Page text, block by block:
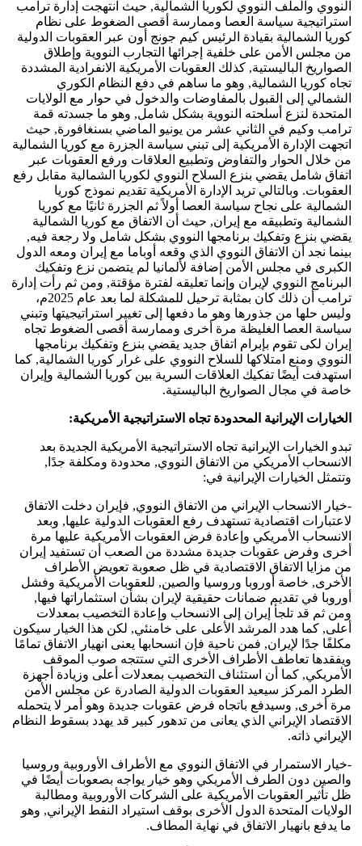
النووي والملف النووي لكوريا الشمالية, حيث انتهجت إدارة ترامب
استراتيجية سياسة العصا وممارسة أقصى الضغوط على نظام
كوريا الشمالية بقيادة الرئيس كيم جونج أون عبر العقوبات الدولية
من مجلس الأمن على خلفية إجرائها التجارب النووية وإطلاق
الصواريخ الباليستية, كذلك العقوبات الأمريكية الانفرادية المشددة
تجاه كوريا الشمالية, وهو ما ساهم في دفع النظام الكوري
الشمالي إلى القبول بالمفاوضات والدخول في حوار مع الولايات
المتحدة لنزع أسلحته النووية بشكل شامل, وهو ما جسدته قمة
ترامب وكيم في الثاني عشر من يونيو الماضي بسنغافورة, حيث
اتجهت الإدارة الأمريكية إلى تبني سياسة الجزرة مع كوريا الشمالية
من خلال الحوار والتفاوض وتطبيع العلاقات ورفع العقوبات عبر
اتفاق شامل يقضي بنزع السلاح النووي لكوريا الشمالية مقابل رفع
العقوبات. وبالتالي تريد الإدارة الأمريكية تقديم نموذج كوريا
الشمالية على نجاح سياسة العصا أولاً ثم الجزرة ثانيًا مع كوريا
الشمالية وتطبيقه مع إيران, حيث أن الاتفاق مع كوريا الشمالية
يقضي بنزع وتفكيك برنامجها النووي بشكل شامل ولا رجعة فيه,
بينما نجد أن الاتفاق النووي الذي وقعه أوباما مع إيران ومعه الدول
الكبرى في مجلس الأمن إضافة لألمانيا لم يتضمن نزع وتفكيك
البرنامج النووي لإيران وإنما تعليقه لفترة مؤقتة, ومن ثم رأت إدارة
ترامب أن ذلك كان بمثابة ترحيل للمشكلة لما بعد عام 2025م،
وليس حلها من جذورها وهو ما دفعها إلى تغيير استراتيجيتها وتبني
سياسة العصا الغليظة مرة أخرى وممارسة أقصى الضغوط تجاه
إيران لكى تقوم بإبرام اتفاق جديد يقضي بنزع وتفكيك برنامجها
النووي ومنع امتلاكها للسلاح النووي على غرار كوريا الشمالية, كما
استهدفت أيضًا تفكيك العلاقات السرية بين كوريا الشمالية وإيران
خاصة في مجال الصواريخ الباليستية.
الخيارات الإيرانية المحدودة تجاه الاستراتيجية الأمريكية:
تبدو الخيارات الإيرانية تجاه الاستراتيجية الأمريكية الجديدة بعد
الانسحاب الأمريكي من الاتفاق النووي, محدودة ومكلفة جدًا,
وتتمثل الخيارات الإيرانية في:
-خيار الانسحاب الإيراني من الاتفاق النووي, فإيران دخلت الاتفاق
لاعتبارات اقتصادية تستهدف رفع العقوبات الدولية عليها, وبعد
الانسحاب الأمريكي وإعادة فرض العقوبات الأمريكية عليها مرة
أخرى وفرض عقوبات جديدة مشددة من الصعب أن تستفيد إيران
من مزايا الاتفاق الاقتصادية في ظل صعوبة تعويض الأطراف
الأخرى, خاصة أوروبا وروسيا والصين, للعقوبات الأمريكية وفشل
أوروبا في تقديم ضمانات حقيقية لإيران بشأن استثماراتها فيها,
ومن ثم قد تلجأ إيران إلى الانسحاب وإعادة التخصيب بمعدلات
أعلى, كما هدد المرشد الأعلى على خامنئي, لكن هذا الخيار سيكون
مكلفًا جدًا لإيران, فمن ناحية فإن انسحابها يعنى انهيار الاتفاق تمامًا
ويفقدها تعاطف الأطراف الأخرى التي ستتجه صوب الموقف
الأمريكي, كما أن استئناف التخصيب بمعدلات أعلى وزيادة أجهزة
الطرد المركز سيعيد العقوبات الدولية الصادرة عن مجلس الأمن
مرة أخرى, وسيدفع باتجاه فرض عقوبات جديدة وهو أمر لا يتحمله
الاقتصاد الإيراني الذي يعانى من تدهور كبير قد يهدد بسقوط النظام
الإيراني ذاته.
-خيار الاستمرار في الاتفاق النووي مع الأطراف الأوروبية وروسيا
والصين دون الطرف الأمريكي وهو خيار يواجه بصعوبات أيضًا في
ظل تأثير العقوبات الأمريكية على الشركات الأوروبية ومطالبة
الولايات المتحدة الدول الأخرى بوقف استيراد النفط الإيراني, وهو
ما يدفع بانهيار الاتفاق في نهاية المطاف.